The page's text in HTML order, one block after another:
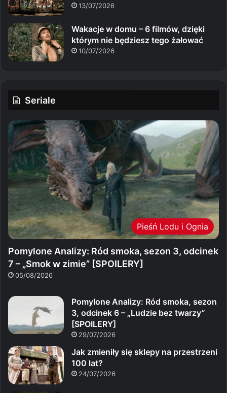
13/07/2026
Wakacje w domu – 6 filmów, dzięki
którym nie będziesz tego żałować
10/07/2026
Seriale
Pieśń Lodu i Ognia
Pomylone Analizy: Ród smoka, sezon 3, odcinek
7 – „Smok w zimie” [SPOILERY]
05/08/2026
Pomylone Analizy: Ród smoka, sezon
3, odcinek 6 – „Ludzie bez twarzy”
[SPOILERY]
29/07/2026
Jak zmieniły się sklepy na przestrzeni
100 lat?
24/07/2026